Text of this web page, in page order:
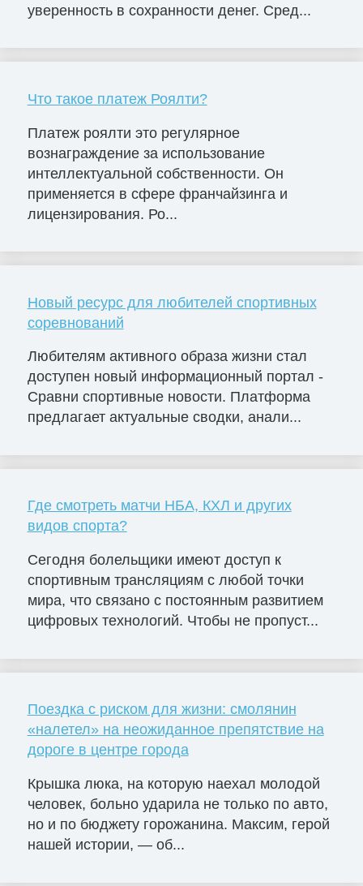
уверенность в сохранности денег. Сред...
Что такое платеж Роялти?
Платеж роялти это регулярное
вознаграждение за использование
интеллектуальной собственности. Он
применяется в сфере франчайзинга и
лицензирования. Ро...
Новый ресурс для любителей спортивных
соревнований
Любителям активного образа жизни стал
доступен новый информационный портал -
Сравни спортивные новости. Платформа
предлагает актуальные сводки, анали...
Где смотреть матчи НБА, КХЛ и других
видов спорта?
Сегодня болельщики имеют доступ к
спортивным трансляциям с любой точки
мира, что связано с постоянным развитием
цифровых технологий. Чтобы не пропуст...
Поездка с риском для жизни: смолянин
«налетел» на неожиданное препятствие на
дороге в центре города
Крышка люка, на которую наехал молодой
человек, больно ударила не только по авто,
но и по бюджету горожанина. Максим, герой
нашей истории, — об...